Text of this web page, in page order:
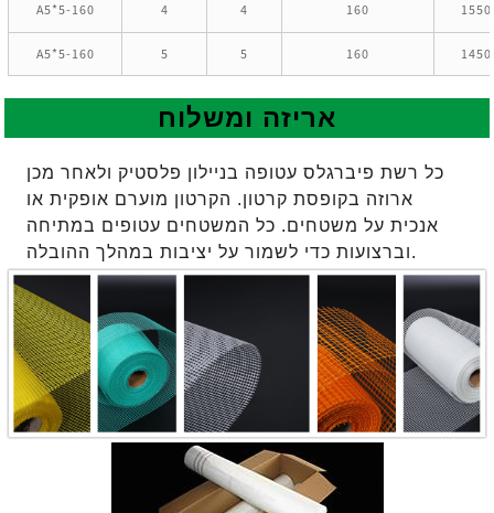
A5*5-160 4 4 160 1550
A5*5-160 5 5 160 1450
אריזה ומשלוח
כל רשת פיברגלס עטופה בניילון פלסטיק ולאחר מכן
ארוזה בקופסת קרטון. הקרטון מוערם אופקית או
אנכית על משטחים. כל המשטחים עטופים במתיחה
וברצועות כדי לשמור על יציבות במהלך ההובלה.